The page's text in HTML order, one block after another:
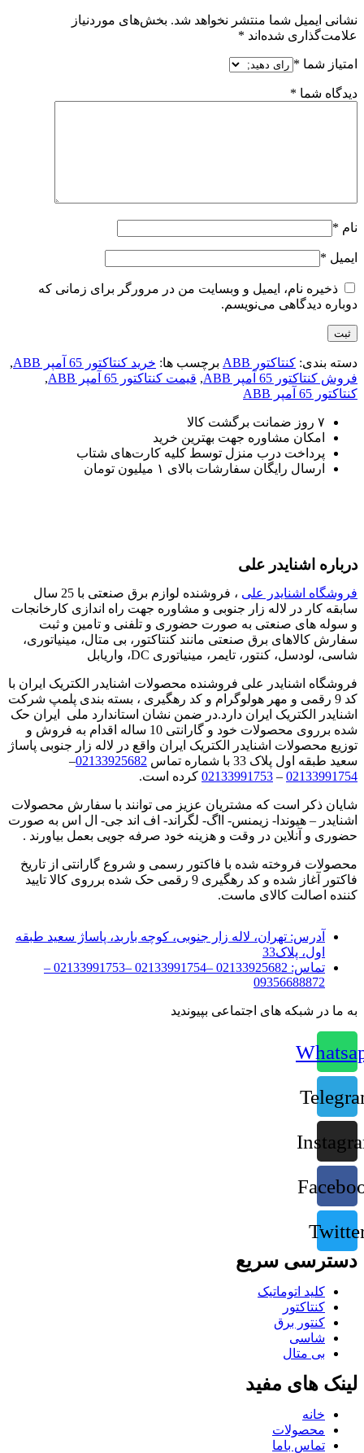
نشانی ایمیل شما منتشر نخواهد شد. بخش‌های موردنیاز
علامت‌گذاری شده‌اند *
امتیاز شما *
دیدگاه شما *
نام *
ایمیل *
ذخیره نام، ایمیل و وبسایت من در مرورگر برای زمانی که
دوباره دیدگاهی می‌نویسم.
دسته بندی: کنتاکتور ABB برچسب ها: خرید کنتاکتور 65 آمپر ABB
,
فروش کنتاکتور 65 آمپر ABB
, قیمت کنتاکتور 65 آمپر ABB
,
کنتاکتور 65 آمپر ABB
۷ روز ضمانت برگشت کالا
امکان مشاوره جهت بهترین خرید
پرداخت درب منزل توسط کلیه کارت‌های شتاب
ارسال رایگان سفارشات بالای ۱ میلیون تومان
درباره اشنایدر علی
فروشگاه اشنایدر علی
، فروشنده لوازم برق صنعتی با 25 سال
سابقه کار در لاله زار جنوبی و مشاوره جهت راه اندازی کارخانجات
و سوله های صنعتی به صورت حضوری و تلفنی و تامین و ثبت
سفارش کالاهای برق صنعتی مانند کنتاکتور، بی متال، مینیاتوری،
شاسی، لودسل، کنتور، تایمر، مینیاتوری DC، واریابل
فروشگاه اشنایدر علی فروشنده محصولات اشنایدر الکتریک ایران با
کد 9 رقمی و مهر هولوگرام و کد رهگیری ، بسته بندی پلمپ شرکت
اشنایدر الکتریک ایران دارد.در ضمن نشان استاندارد ملی ایران حک
شده برروی محصولات خود و گارانتی 10 ساله اقدام به فروش و
توزیع محصولات اشنایدر الکتریک ایران واقع در لاله زار جنوبی پاساژ
سعید طبقه اول پلاک 33 با شماره تماس
02133925682
–
02133991754
–
02133991753 کرده است.
شایان ذکر است که مشتریان عزیز می توانند با سفارش محصولات
اشنایدر – هیوندا- زیمنس- ااگ- لگراند- اف اند جی- ال اس به صورت
حضوری و آنلاین در وقت و هزینه خود صرفه جویی بعمل بیاورند .
محصولات فروخته شده با فاکتور رسمی و شروع گارانتی از تاریخ
فاکتور آغاز شده و کد رهگیری 9 رقمی حک شده برروی کالا تایید
کننده اصالت کالای ماست.
آدرس: تهران، لاله زار جنوبی، کوچه باربد، پاساژ سعید طبقه
اول، پلاک33
تماس:
02133925682 –02133991754 –02133991753 –
09356688872
به ما در شبکه های اجتماعی بپیوندید
دسترسی سریع
کلید اتوماتیک
کنتاکتور
کنتور برق
شاسی
بی متال
لینک های مفید
خانه
محصولات
تماس باما